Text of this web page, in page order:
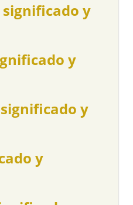
y
y
y
y